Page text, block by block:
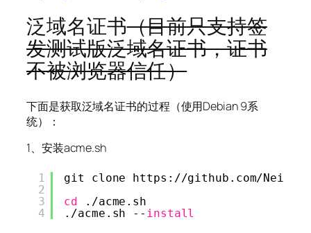
泛域名证书（目前只支持签
发测试版泛域名证书，证书
不被浏览器信任）
下面是获取泛域名证书的过程（使用Debian 9系
统）：
1、安装acme.sh
1
2
3
4
git clone https: //github .com/
cd
. /acme .sh
. /acme .sh -- install